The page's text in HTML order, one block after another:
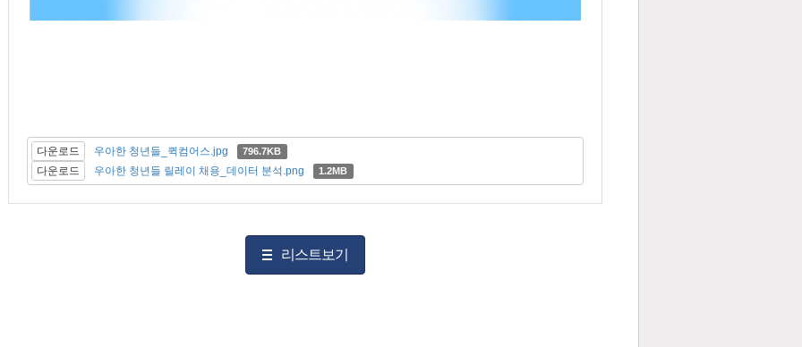
다운로드 우아한 청년들_퀵컴어스.jpg 796.7KB
다운로드 우아한 청년들 릴레이 채용_데이터 분석.png 1.2MB
리스트보기